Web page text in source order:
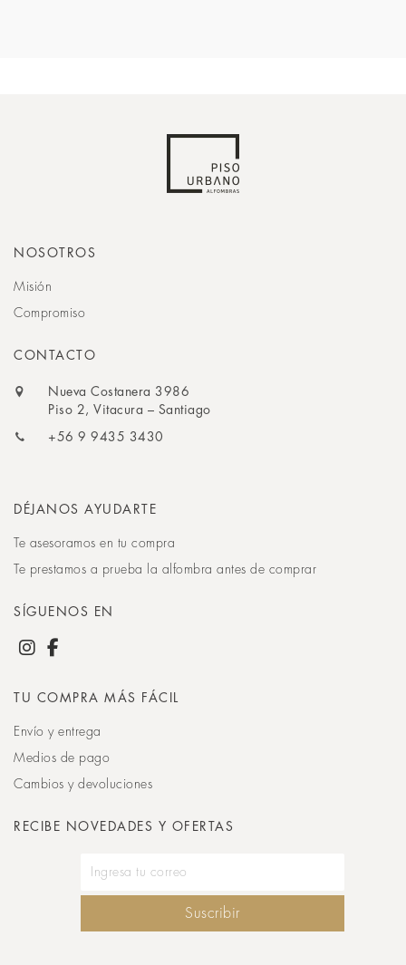
NOSOTROS
Misión
Compromiso
CONTACTO
Nueva Costanera 3986
Piso 2, Vitacura – Santiago
+56 9 9435 3430
DÉJANOS AYUDARTE
Te asesoramos en tu compra
Te prestamos a prueba la alfombra antes de comprar
SÍGUENOS EN
TU COMPRA MÁS FÁCIL
Envío y entrega
Medios de pago
Cambios y devoluciones
RECIBE NOVEDADES Y OFERTAS
Suscribir